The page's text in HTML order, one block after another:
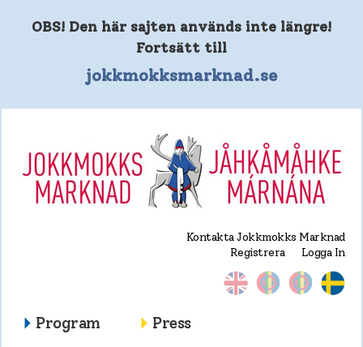
OBS! Den här sajten används inte längre!
Fortsätt till
jokkmokksmarknad.se
Kontakta Jokkmokks Marknad
Registrera
Logga In
Program
Press